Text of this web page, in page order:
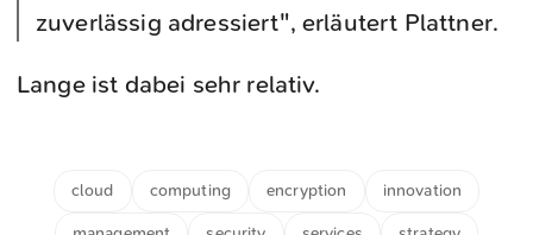
zuverlässig adressiert", erläutert Plattner.
Lange ist dabei sehr relativ.
cloud computing encryption innovation